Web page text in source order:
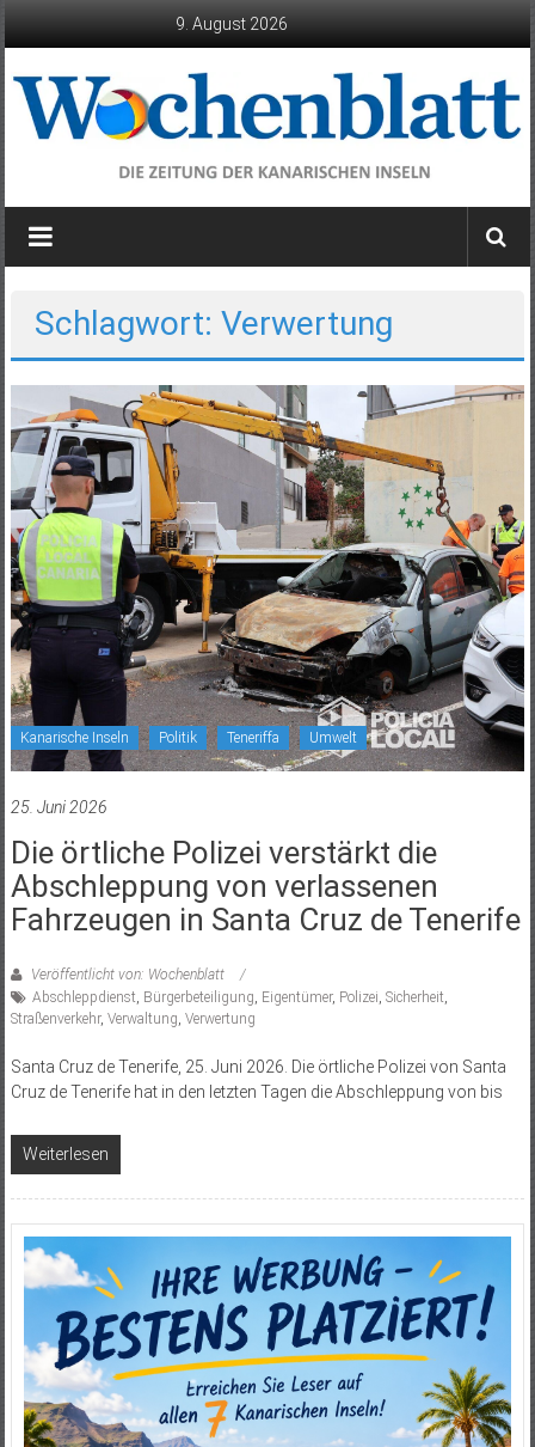
9. August 2026
Wochenblatt
die
Kanarischen
Inseln
Schlagwort: Verwertung
Kanarische Inseln Politik Teneriffa Umwelt
25. Juni 2026
Die örtliche Polizei verstärkt die
Abschleppung von verlassenen
Fahrzeugen in Santa Cruz de Tenerife
Veröffentlicht von: Wochenblatt
Abschleppdienst Bürgerbeteiligung Eigentümer, Polizei Sicherheit
Straßenverkehr, Verwaltung Verwertung
Santa Cruz de Tenerife, 25. Juni 2026. Die örtliche Polizei von Santa
Cruz de Tenerife hat in den letzten Tagen die Abschleppung von bis
Weiterlesen